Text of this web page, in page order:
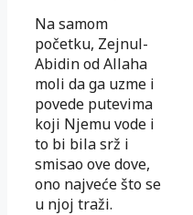
Na samom
početku, Zejnul-
Abidin od Allaha
moli da ga uzme i
povede putevima
koji Njemu vode i
to bi bila srž i
smisao ove dove,
ono najveće što se
u njoj traži.